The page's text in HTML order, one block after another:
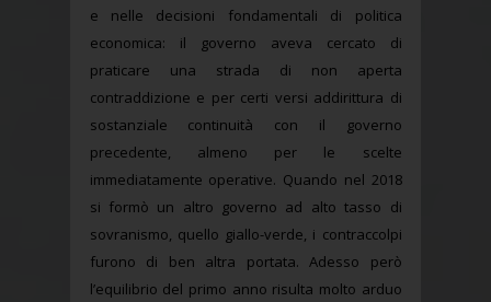
e nelle decisioni fondamentali di politica
economica: il governo aveva cercato di
praticare una strada di non aperta
contraddizione e per certi versi addirittura di
sostanziale continuità con il governo
precedente, almeno per le scelte
immediatamente operative. Quando nel 2018
si formò un altro governo ad alto tasso di
sovranismo, quello giallo-verde, i contraccolpi
furono di ben altra portata. Adesso però
l’equilibrio del primo anno risulta molto arduo